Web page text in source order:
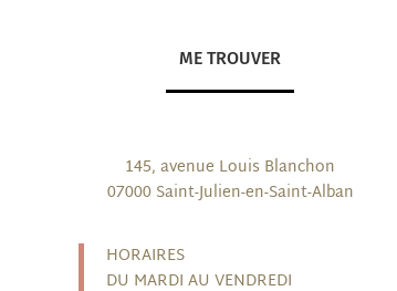
ME TROUVER
145, avenue Louis Blanchon
07000 Saint-Julien-en-Saint-Alban
HORAIRES
DU MARDI AU VENDREDI